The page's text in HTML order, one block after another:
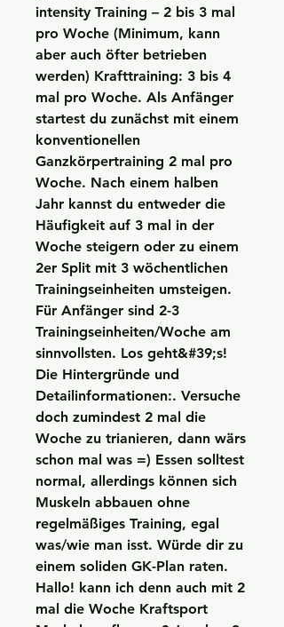
intensity Training – 2 bis 3 mal
pro Woche (Minimum, kann
aber auch öfter betrieben
werden) Krafttraining: 3 bis 4
mal pro Woche. Als Anfänger
startest du zunächst mit einem
konventionellen
Ganzkörpertraining 2 mal pro
Woche. Nach einem halben
Jahr kannst du entweder die
Häufigkeit auf 3 mal in der
Woche steigern oder zu einem
2er Split mit 3 wöchentlichen
Trainingseinheiten umsteigen.
Für Anfänger sind 2-3
Trainingseinheiten/Woche am
sinnvollsten. Los geht&#39;s!
Die Hintergründe und
Detailinformationen:. Versuche
doch zumindest 2 mal die
Woche zu trianieren, dann wärs
schon mal was =) Essen solltest
normal, allerdings können sich
Muskeln abbauen ohne
regelmäßiges Training, egal
was/wie man isst. Würde dir zu
einem soliden GK-Plan raten.
Hallo! kann ich denn auch mit 2
mal die Woche Kraftsport